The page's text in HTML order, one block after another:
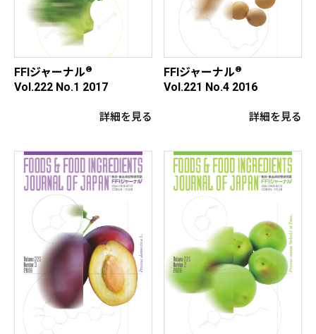
FFIジャーナル®
Vol.222 No.1 2017
詳細を見る
FFIジャーナル®
Vol.221 No.4 2016
詳細を見る